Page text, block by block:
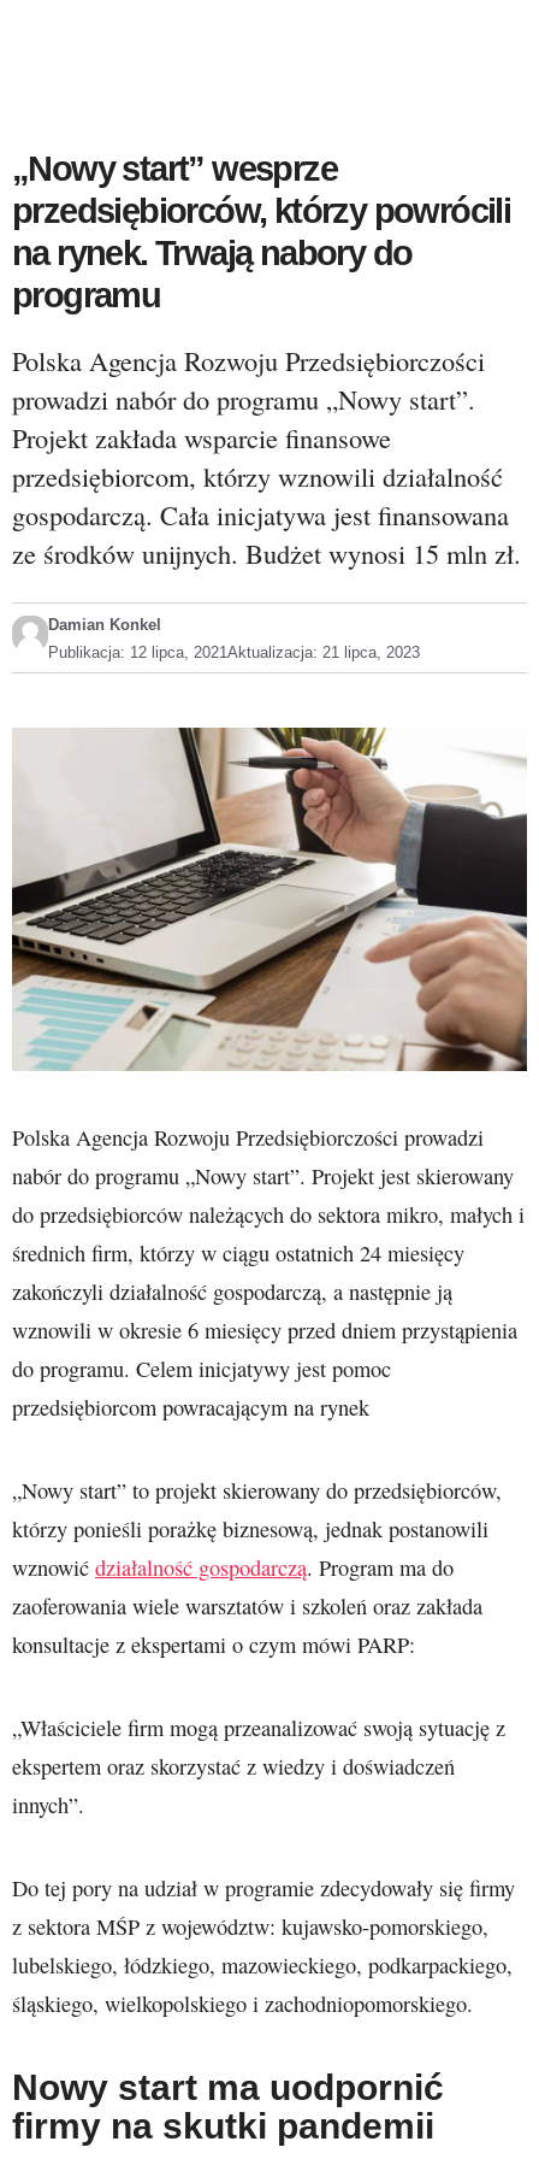
„Nowy start” wesprze
przedsiębiorców, którzy powrócili
na rynek. Trwają nabory do
programu
Polska Agencja Rozwoju Przedsiębiorczości
prowadzi nabór do programu „Nowy start”.
Projekt zakłada wsparcie finansowe
przedsiębiorcom, którzy wznowili działalność
gospodarczą. Cała inicjatywa jest finansowana
ze środków unijnych. Budżet wynosi 15 mln zł.
Damian Konkel
Publikacja: 12 lipca, 2021Aktualizacja: 21 lipca, 2023
Polska Agencja Rozwoju Przedsiębiorczości prowadzi
nabór do programu „Nowy start”. Projekt jest skierowany
do przedsiębiorców należących do sektora mikro, małych i
średnich firm, którzy w ciągu ostatnich 24 miesięcy
zakończyli działalność gospodarczą, a następnie ją
wznowili w okresie 6 miesięcy przed dniem przystąpienia
do programu. Celem inicjatywy jest pomoc
przedsiębiorcom powracającym na rynek
„Nowy start” to projekt skierowany do przedsiębiorców,
którzy ponieśli porażkę biznesową, jednak postanowili
wznowić działalność gospodarczą. Program ma do
zaoferowania wiele warsztatów i szkoleń oraz zakłada
konsultacje z ekspertami o czym mówi PARP:
„Właściciele firm mogą przeanalizować swoją sytuację z
ekspertem oraz skorzystać z wiedzy i doświadczeń
innych”.
Do tej pory na udział w programie zdecydowały się firmy
z sektora MŚP z województw: kujawsko-pomorskiego,
lubelskiego, łódzkiego, mazowieckiego, podkarpackiego,
śląskiego, wielkopolskiego i zachodniopomorskiego.
Nowy start ma uodpornić
firmy na skutki pandemii